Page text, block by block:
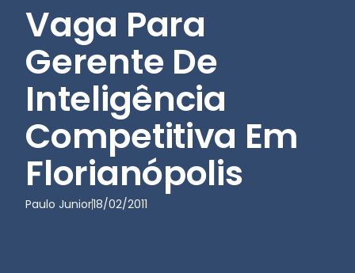
Vaga Para
Gerente De
Inteligência
Competitiva Em
Florianópolis
Paulo Junior18/02/2011